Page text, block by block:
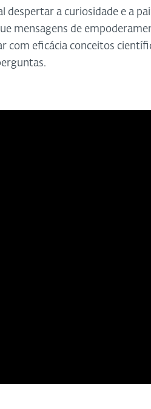
despertar a curiosidade e a
mensagens de
com eficácia conceitos